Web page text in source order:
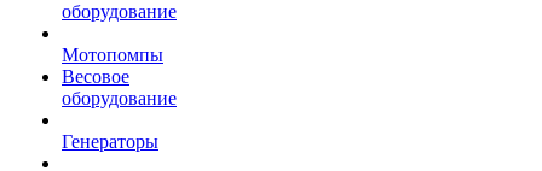
оборудование
Мотопомпы
Весовое
оборудование
Генераторы